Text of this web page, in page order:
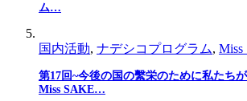
ム…
国内活動, ナデシコプログラム, Miss
第17回~今後の国の繫栄のために私たち
Miss SAKE…